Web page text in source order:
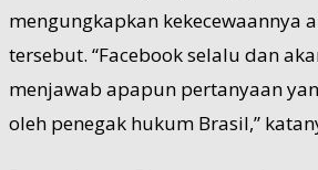
mengungkapkan kekecewaannya
tersebut. “Facebook selalu dan
menjawab apapun pertanyaan
oleh penegak hukum Brasil,”